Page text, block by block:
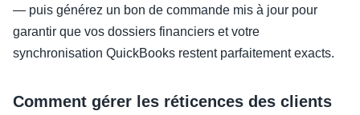
— puis générez un bon de commande mis à jour pour
garantir que vos dossiers financiers et votre
synchronisation QuickBooks restent parfaitement exacts.
Comment gérer les réticences des clients